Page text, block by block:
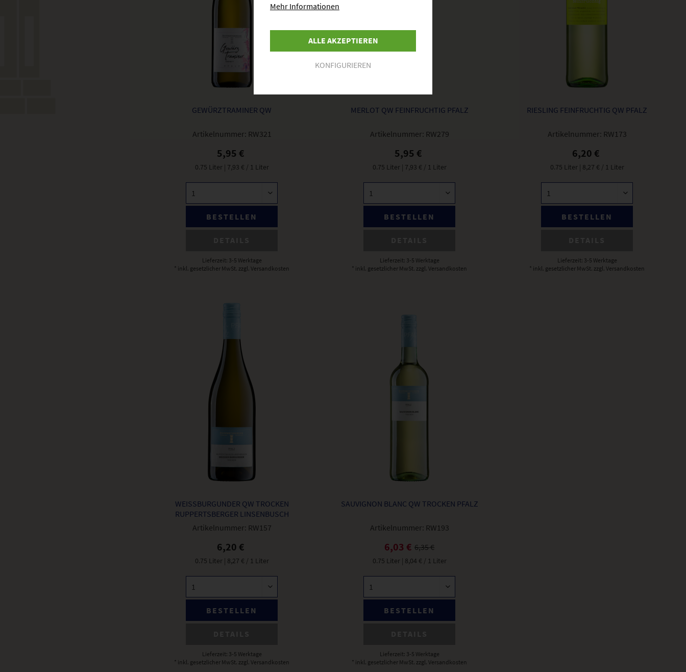
GEWÜRZTRAMINER QW
Artikelnummer: RW321
5,95 €
0.75 Liter | 7,93 € / 1 Liter
BESTELLEN
Lieferzeit: 3-5 Werktage
* inkl. gesetzlicher MwSt. zzgl. Versandkosten
MERLOT QW FEINFRUCHTIG PFALZ
Artikelnummer: RW279
5,95 €
0.75 Liter | 7,93 € / 1 Liter
BESTELLEN
Lieferzeit: 3-5 Werktage
* inkl. gesetzlicher MwSt. zzgl. Versandkosten
RIESLING FEINFRUCHTIG QW PFALZ
Artikelnummer: RW173
6,20 €
0.75 Liter | 8,27 € / 1 Liter
BESTELLEN
Lieferzeit: 3-5 Werktage
* inkl. gesetzlicher MwSt. zzgl. Versandkosten
WEISSBURGUNDER QW TROCKEN R
UPPERTSBERGER LINSENBUSCH
Artikelnummer: RW157
6,20 €
0.75 Liter | 8,27 € / 1 Liter
BESTELLEN
Lieferzeit: 3-5 Werktage
* inkl. gesetzlicher MwSt. zzgl. Versandkosten
SAUVIGNON BLANC QW TROCKEN PFALZ
Artikelnummer: RW193
6,35 €
6,03 €
0.75 Liter | 8,04 € / 1 Liter
BESTELLEN
Lieferzeit: 3-5 Werktage
* inkl. gesetzlicher MwSt. zzgl. Versandkosten
Mehr Informationen
ALLE AKZEPTIEREN
KONFIGURIEREN